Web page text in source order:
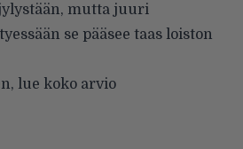
mutta juuri
se pääsee taas loiston
lue koko arvio